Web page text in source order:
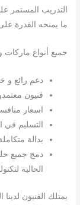
التدريب المستمر
ما يمنحه القدرة
جميع أنواع ماركات
دعم رائع و خدمة
فنيون
اسعار
التسليم في
بدالة
دمج جميع
الحالية
يمتلك الفنيون